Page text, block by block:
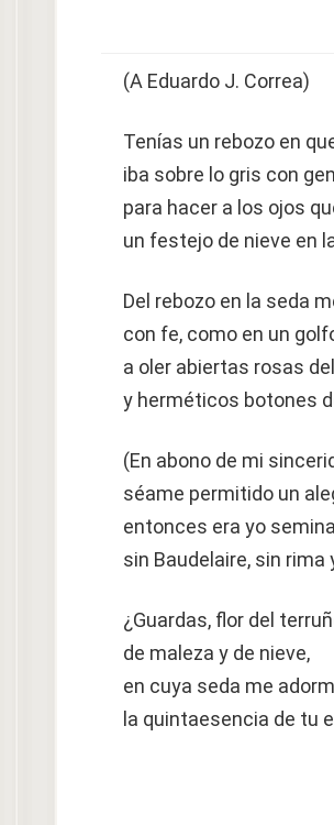
(A Eduardo J. Correa)
Tenías un rebozo en
iba sobre lo gris con
para hacer a los ojos
un festejo de nieve en
Del rebozo en la seda
con fe, como en un
a oler abiertas rosas
y herméticos botones
(En abono de mi
séame permitido un
entonces era yo
sin Baudelaire, sin rima
¿Guardas, flor del
de maleza y de nieve,
en cuya seda me
la quintaesencia de tu